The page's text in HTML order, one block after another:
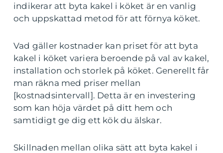
indikerar att byta kakel i köket är en vanlig
och uppskattad metod för att förnya köket.
Vad gäller kostnader kan priset för att byta
kakel i köket variera beroende på val av kakel,
installation och storlek på köket. Generellt får
man räkna med priser mellan
[kostnadsintervall]. Detta är en investering
som kan höja värdet på ditt hem och
samtidigt ge dig ett kök du älskar.
Skillnaden mellan olika sätt att byta kakel i